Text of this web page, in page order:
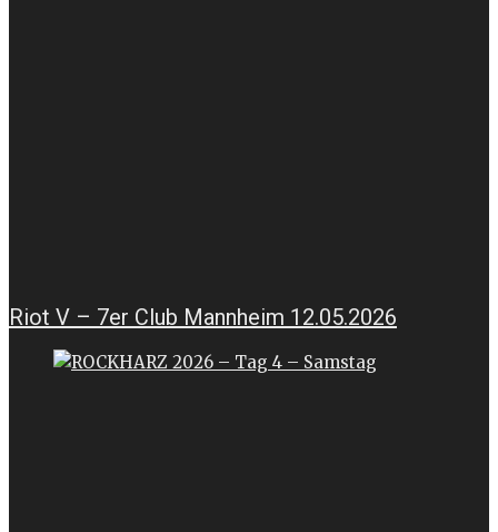
Riot V – 7er Club Mannheim 12.05.2026